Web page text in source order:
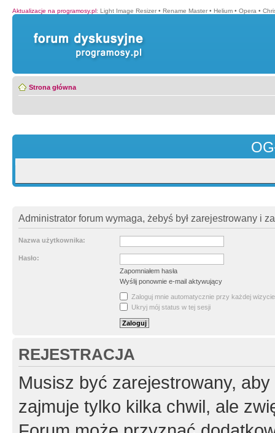
Aktualizacje na programosy.pl: Light Image Resizer • Rename Master • Helium • Opera •
Strona główna
Administrator forum wymaga, żebyś był zarejestrowany i
Nazwa użytkownika:
Hasło:
Zapomniałem hasła
Wyślij ponownie e-mail aktywujący
Zaloguj mnie automatycznie przy każdej wizycie
Ukryj mój status w tej sesji
REJESTRACJA
Musisz być zarejestrowany,
zajmuje tylko kilka chwil, ale